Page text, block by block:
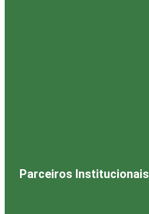
Parceiros Institucionais